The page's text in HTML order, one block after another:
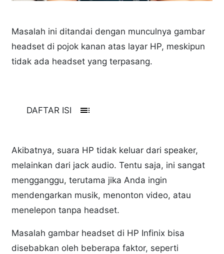
Masalah ini ditandai dengan munculnya gambar
headset di pojok kanan atas layar HP, meskipun
tidak ada headset yang terpasang.
DAFTAR ISI toc
Akibatnya, suara HP tidak keluar dari speaker,
melainkan dari jack audio. Tentu saja, ini sangat
mengganggu, terutama jika Anda ingin
mendengarkan musik, menonton video, atau
menelepon tanpa headset.
Masalah gambar headset di HP Infinix bisa
disebabkan oleh beberapa faktor, seperti